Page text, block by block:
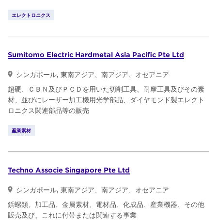
エレクトロニクス
Sumitomo Electric Hardmetal Asia Pacific Pte Ltd
シンガポール, 東南アジア、南アジア、オセアニア
超硬、ＣＢＮ及びＰＣＤを用いた切削工具、耐摩工具及びその素
材、並びにレーザー加工機用光学部品、ダイヤモンド製エレクト
ロニクス関連部品等の販売
産業素材
Techno Associe Singapore Pte Ltd
シンガポール, 東南アジア、南アジア、オセアニア
鋲螺類、加工品、金属素材、電材品、化成品、産業機器、その他
販売及び、これに付帯または関連する事業